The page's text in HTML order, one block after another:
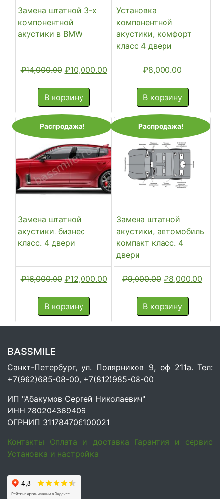
Замена штатной 3-х
компонентной
акустики в BMW
₽14,000.00 Первоначальная
цена
составляла
₽14,000.00.
₽10,000.00Текущая
цена:
₽10,000.00.
В корзину
Установка
компонентной
акустики, комфорт
класс 4 двери
₽8,000.00
В корзину
Распродажа!
Замена штатной
акустики, бизнес
класс. 4 двери
₽16,000.00 Первоначальная
цена
составляла
₽16,000.00.
₽12,000.00Текущая
цена:
₽12,000.00.
В корзину
Распродажа!
Замена штатной
акустики, автомобиль
компакт класс. 4
двери
₽9,000.00
цена
составляла
₽9,000.00.
₽8,000.00
В корзину
BASSMILE
Санкт-Петербург, ул. Полярников 9, оф 211а. Тел:
+7(962)685-08-00, +7(812)985-08-00
ИП "Абакумов Сергей Николаевич"
ИНН 780204369406
ОГРНИП 311784706100021
Контакты
Оплата и доставка Гарантия и сервис
Установка и настройка